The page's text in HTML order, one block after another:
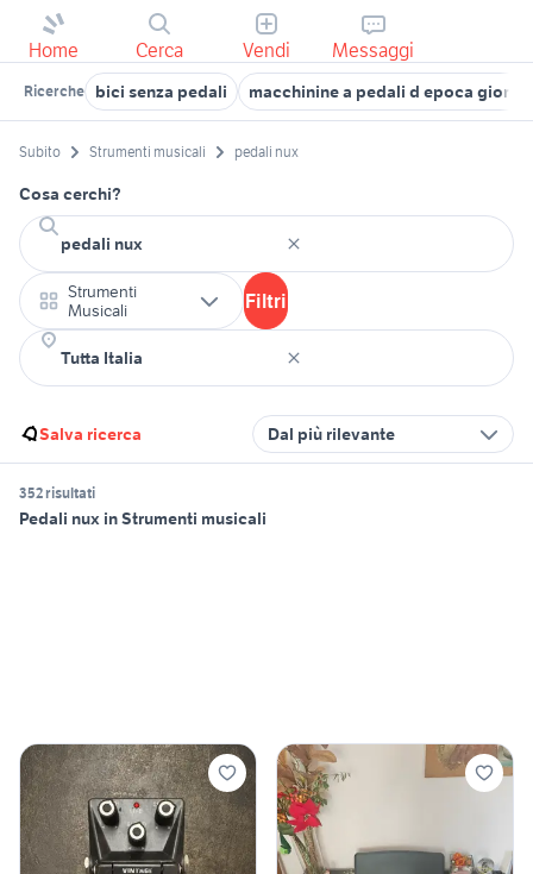
Home Cerca Vendi Messaggi
Ricerche bici senza pedali macchinine a pedali d epoca
Subito Strumenti musicali pedali nux
Cosa cerchi?
Strumenti
Musicali
Filtri
Salva ricerca Dal più rilevante
352 risultati
Pedali nux in Strumenti musicali